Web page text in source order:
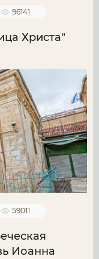
96141
Христа"
59011
Иоанна